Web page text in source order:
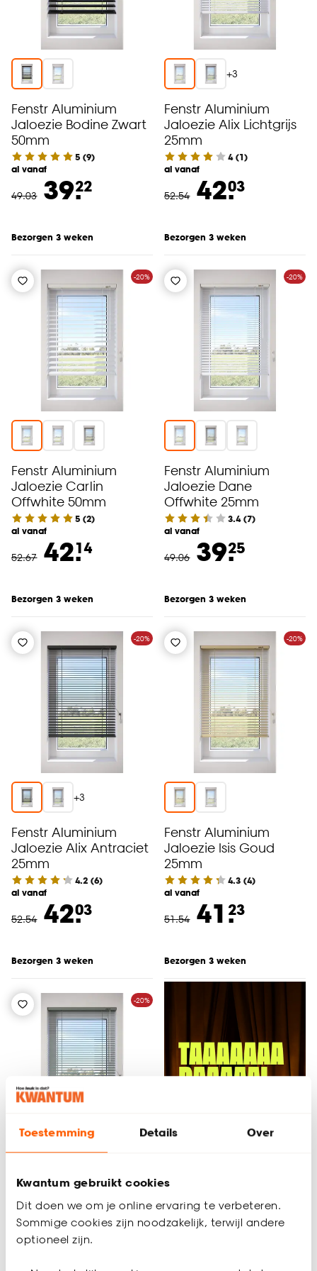
Toestemming Details Over
Kwantum gebruikt cookies
Dit doen we om je online ervaring te verbeteren.
Sommige cookies zijn noodzakelijk, terwijl andere
optioneel zijn.
Fenstr Aluminium
Jaloezie Bodine Zwart
50mm
5 (9)
al vanaf
49.03 39.22
Bezorgen 3 weken
+3
Fenstr Aluminium
Jaloezie Alix Lichtgrijs
25mm
4(1)
al vanaf
52.54 42.03
Bezorgen 3 weken
-20%
Fenstr Aluminium
Jaloezie Carlin
Offwhite 50mm
5 (2)
al vanaf
52.67 42.14
Bezorgen 3 weken
-20%
Fenstr Aluminium
Jaloezie Dane
Offwhite 25mm
3.4(7)
al vanaf
49.06 39.25
Bezorgen 3 weken
-20%
+3
Fenstr Aluminium
Jaloezie Alix Antraciet
25mm
4.2 (6)
al vanaf
52.54 42.03
Bezorgen 3 weken
-20%
Fenstr Aluminium
Jaloezie Isis Goud
25mm
4.3 (4)
al vanaf
51.54 41.23
Bezorgen 3 weken
-20%
Fenstr Aluminium
Jaloezie Alix Zeegroen
25mm
4.9(